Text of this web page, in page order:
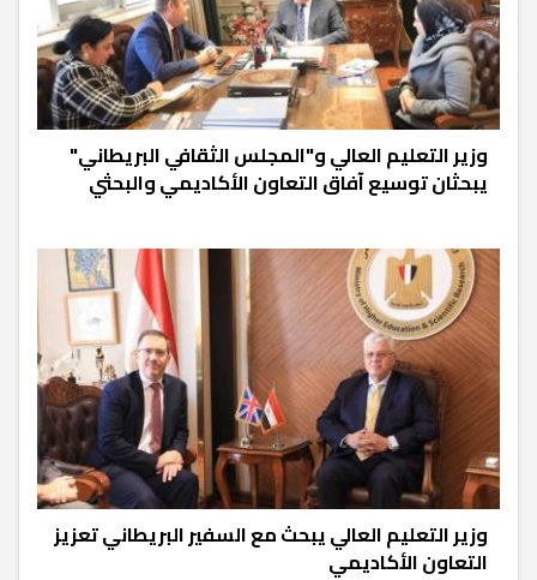
وزير التعليم العالي و"المجلس الثقافي البريطاني"
يبحثان توسيع آفاق التعاون الأكاديمي والبحثي
وزير التعليم العالي يبحث مع السفير البريطاني تعزيز
التعاون الأكاديمي